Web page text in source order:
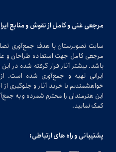
مرجعی غنی و کامل از نقوش و منابع
سایت تصویرستان با هدف جمع‌آوری
مرجعی کامل جهت استفاده طراحان و
باشد. بیشتر آثار قرار گرفته شده در
ایرانی تهیه و جمع‌آوری شده است.
خواهشمندیم با خرید آثار و جلوگیری
این هنرمندان را محترم شمرده و به
کمک نمایید.
پشتیبانی و راه های ارتباطی: